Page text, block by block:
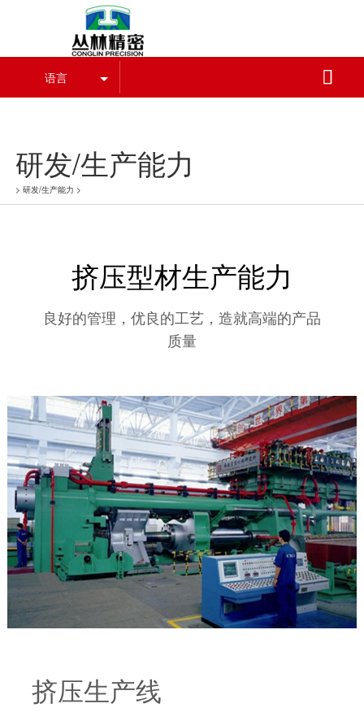
乐竞·官方网站

语言
研发/生产能力
> 研发/生产能力 >
挤压型材生产能力
良好的管理，优良的工艺，造就高端的产品
质量
挤压生产线